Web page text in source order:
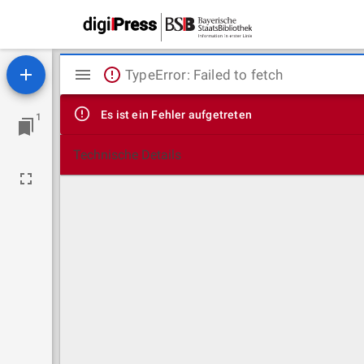
1
Mirador
Viewer
TypeError: Failed to fetch
Es ist ein Fehler aufgetreten
Technische Details